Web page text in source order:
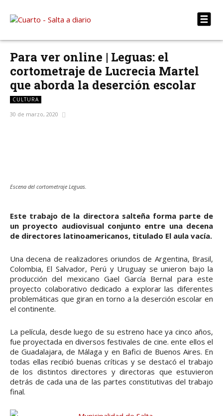
Para ver online | Leguas: el
cortometraje de Lucrecia Martel
que aborda la deserción escolar
CULTURA
30 de marzo, 2020
Escena del cortometraje Leguas.
Este trabajo de la directora salteña forma parte de
un proyecto audiovisual conjunto entre una decena
de directores latinoamericanos, titulado El aula vacía.
Una decena de realizadores oriundos de Argentina, Brasil,
Colombia, El Salvador, Perú y Uruguay se unieron bajo la
producción del mexicano Gael García Bernal para este
proyecto colaborativo dedicado a explorar las diferentes
problemáticas que giran en torno a la deserción escolar en
el continente.
La película, desde luego de su estreno hace ya cinco años,
fue proyectada en diversos festivales de cine. ente ellos el
de Guadalajara, de Málaga y en Bafici de Buenos Aires. En
todas ellas recibió buenas críticas y se destacó el trabajo
de los distintos directores y directoras que estuvieron
detrás de cada una de las partes constitutivas del trabajo
final.